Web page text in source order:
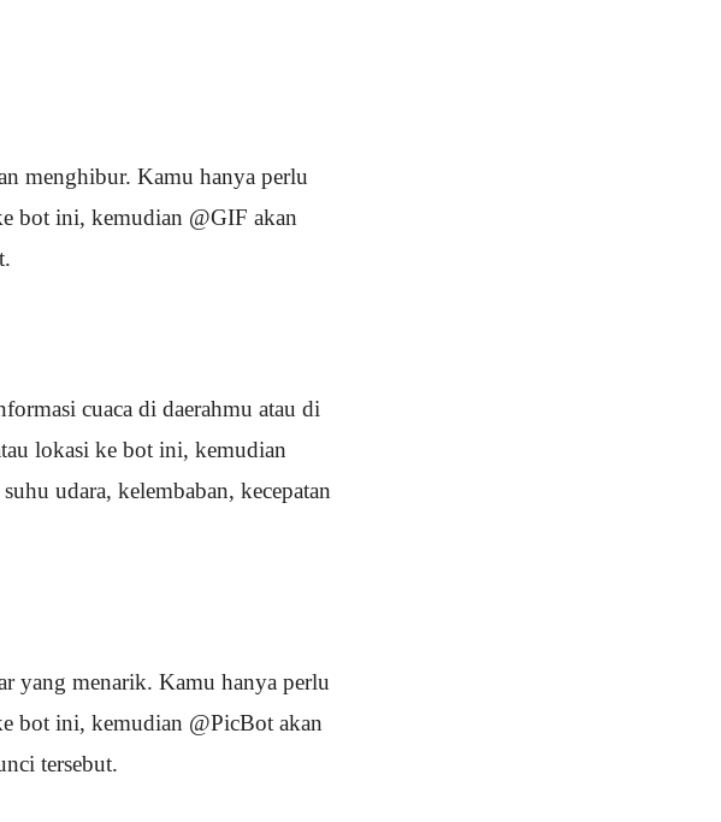
menghibur. Kamu hanya perlu
bot ini, kemudian @GIF akan
cuaca di daerahmu atau di
lokasi ke bot ini, kemudian
udara, kelembaban, kecepatan
yang menarik. Kamu hanya perlu
bot ini, kemudian @PicBot akan
tersebut.